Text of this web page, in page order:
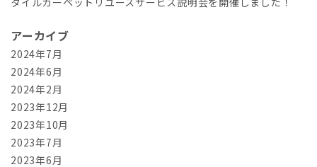
アーカイブ
2024年7月
2024年6月
2024年2月
2023年12月
2023年10月
2023年7月
2023年6月